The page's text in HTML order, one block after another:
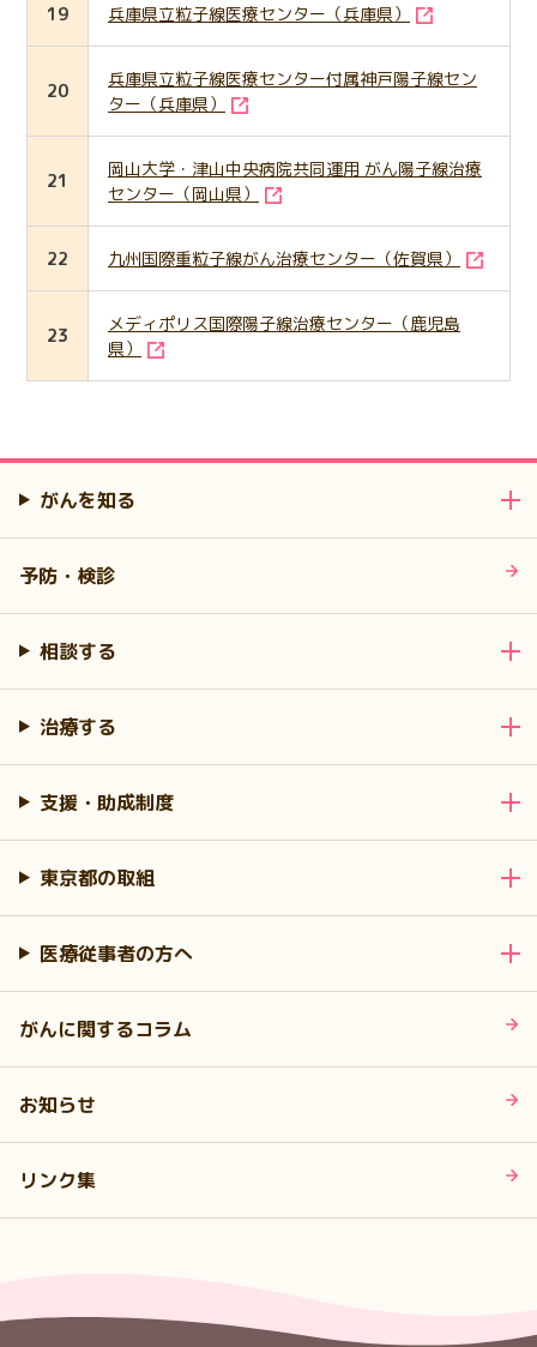
19 兵庫県立粒子線医療センター（兵庫県）
20
兵庫県立粒子線医療センター付属神戸陽子線セン
ター（兵庫県）
21
岡山大学・津山中央病院共同運用 がん陽子線治療
センター（岡山県）
22 九州国際重粒子線がん治療センター（佐賀県）
23
メディポリス国際陽子線治療センター（鹿児島
県）
がんを知る
予防・検診
相談する
治療する
支援・助成制度
東京都の取組
医療従事者の方へ
がんに関するコラム
お知らせ
リンク集